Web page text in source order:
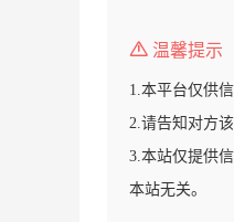
温馨提示
1.本平台仅供
2.请告知对方
3.本站仅提供
本站无关。